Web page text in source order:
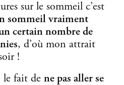
sur le sommeil c’est
sommeil vraiment
certain nombre de
, d’où mon attrait
!
le fait de ne pas aller se